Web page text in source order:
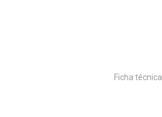
Ficha técnica